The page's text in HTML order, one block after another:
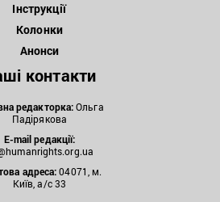
Інструкції
Колонки
Анонси
контакти
редакторка:Ольга
Падірякова
E-mail редакції:
адреса:04071, м.
Київ, а/с 33